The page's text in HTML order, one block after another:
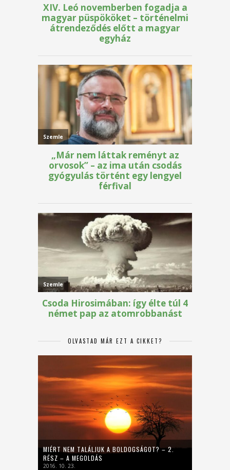
OLVASTAD MÁR EZT A CIKKET?
MIÉRT NEM TALÁLJUK A BOLDOGSÁGOT? – 2.
RÉSZ – A MEGOLDÁS
2016. 10. 23.